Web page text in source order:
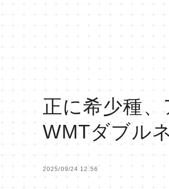
正に希少種
WMTダブル
2025/09/24 12:56